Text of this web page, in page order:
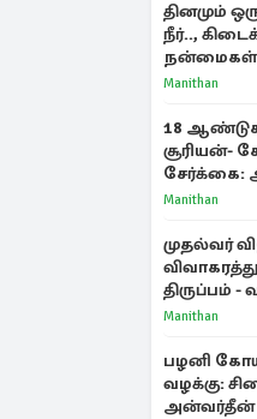
தினமும்
நீர்..,
Manithan
18
சூரியன்-
சேர்க்கை:
பெறும் 3
Manithan
முதல்வர்
திருப்பம்
பெற்ற
Manithan
பழனி
வழக்கு:
அன்வர்தீன்